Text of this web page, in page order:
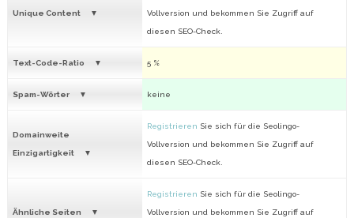
Unique Content Vollversion und bekommen Sie Zugriff auf
diesen SEO-Check.
Text-Code-Ratio 5 %
Spam-Wörter keine
Domainweite
Einzigartigkeit
Registrieren Sie sich für die Seolingo-
Vollversion und bekommen Sie Zugriff auf
diesen SEO-Check.
Ähnliche Seiten
Registrieren Sie sich für die Seolingo-
Vollversion und bekommen Sie Zugriff auf